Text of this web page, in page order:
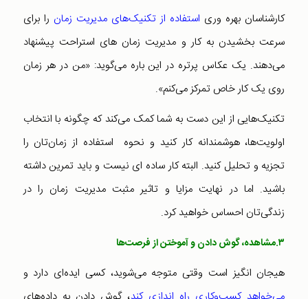
کارشناسان بهره وری استفاده از تکنیک‌های مدیریت‌ زمان را برای
سرعت بخشیدن به کار و مدیریت زمان های استراحت پیشنهاد
می‌دهند. یک عکاس پرتره در این باره می‌گوید: «من در هر زمان
روی یک کار خاص تمرکز می‌کنم».
تکنیک‌هایی از این دست به شما کمک می‌کند که چگونه با انتخاب
اولویت‌ها، هوشمندانه کار کنید و نحوه استفاده از زمان‌تان را
تجزیه و تحلیل کنید. البته کار ساده ای نیست و باید تمرین داشته
باشید. اما در نهایت مزایا و تاثیر مثبت مدیریت زمان را در
زندگی‌تان احساس خواهید کرد.
۳.مشاهده، گوش دادن و آموختن از فرصت‌ها
هیجان انگیز است وقتی متوجه می‌شوید، کسی ایده‌ای دارد و